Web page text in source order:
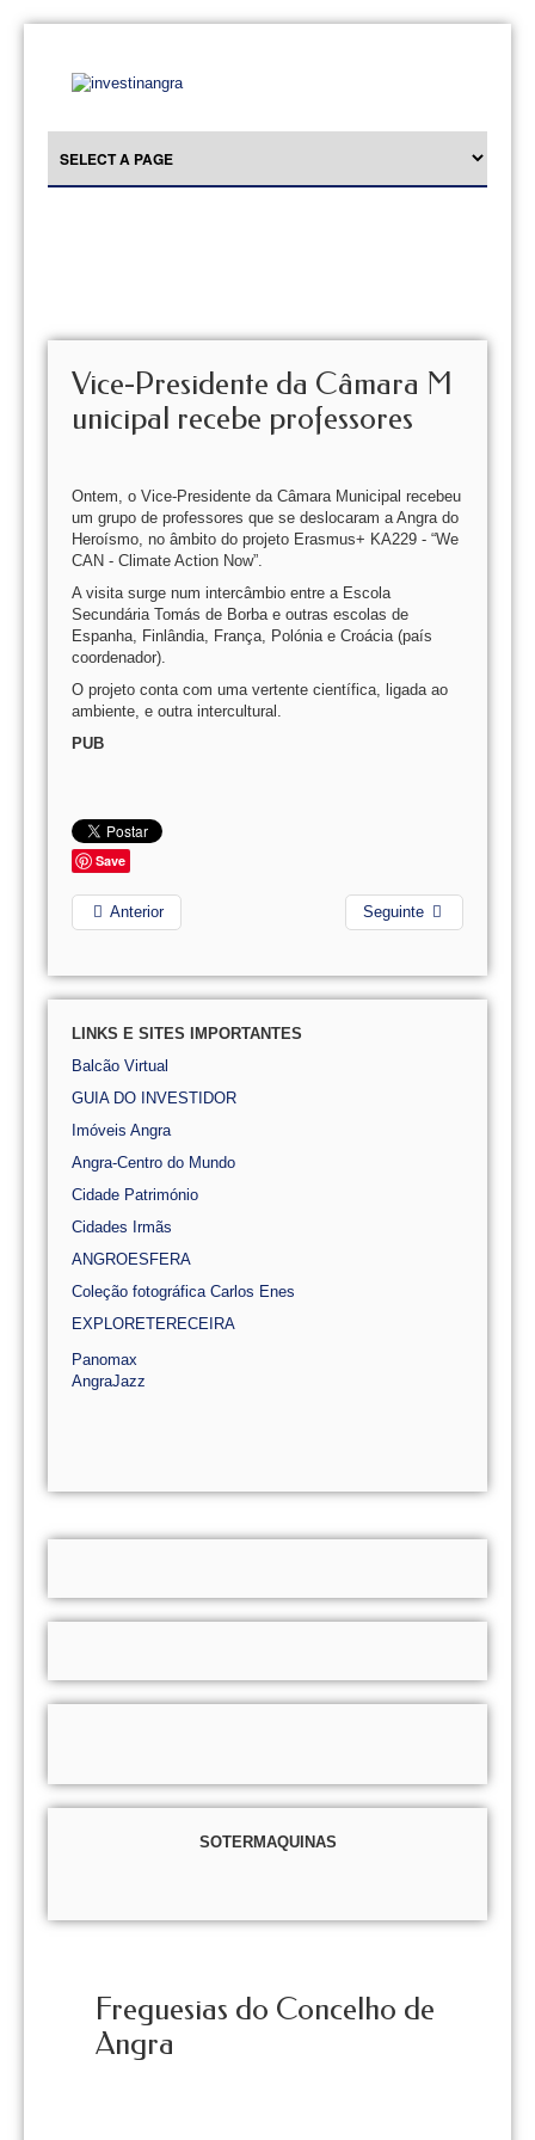
Vice-Presidente da Câmara M
unicipal recebe professores
Ontem, o Vice-Presidente da Câmara Municipal recebeu
um grupo de professores que se deslocaram a Angra do
Heroísmo, no âmbito do projeto Erasmus+ KA229 - “We
CAN - Climate Action Now”.
A visita surge num intercâmbio entre a Escola
Secundária Tomás de Borba e outras escolas de
Espanha, Finlândia, França, Polónia e Croácia (país
coordenador).
O projeto conta com uma vertente científica, ligada ao
ambiente, e outra intercultural.
PUB
Save
Anterior Seguinte
LINKS E SITES IMPORTANTES
Balcão Virtual
GUIA DO INVESTIDOR
Imóveis Angra
Angra-Centro do Mundo
Cidade Património
Cidades Irmãs
ANGROESFERA
Coleção fotográfica Carlos Enes
EXPLORETERECEIRA
Panomax
AngraJazz
SOTERMAQUINAS
Freguesias do Concelho de
Angra